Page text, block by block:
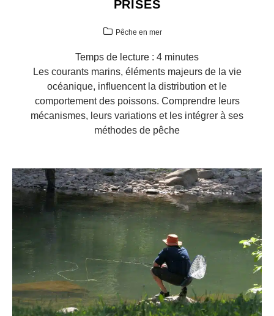
PRISES
Pêche en mer
Temps de lecture : 4 minutes
Les courants marins, éléments majeurs de la vie
océanique, influencent la distribution et le
comportement des poissons. Comprendre leurs
mécanismes, leurs variations et les intégrer à ses
méthodes de pêche